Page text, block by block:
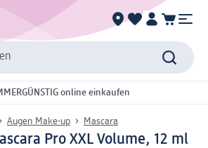
online einkaufen
Augen Make-up Mascara
Pro XXL Volume, 12 ml